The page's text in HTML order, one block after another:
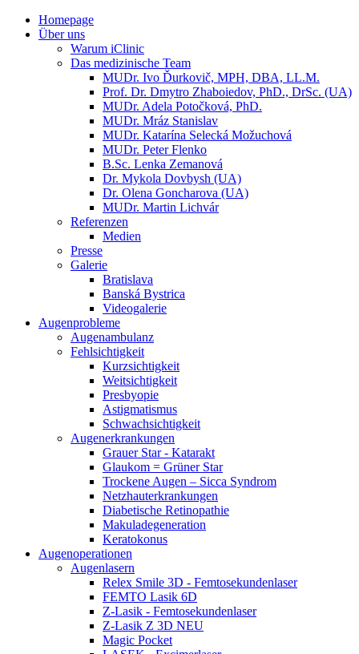
Homepage
Über uns
Warum iClinic
Das medizinische Team
MUDr. Ivo Ďurkovič, MPH, DBA, LL.M.
Prof. Dr. Dmytro Zhaboiedov, PhD., DrSc. (UA)
MUDr. Adela Potočková, PhD.
MUDr. Mráz Stanislav
MUDr. Katarína Selecká Možuchová
MUDr. Peter Flenko
B.Sc. Lenka Zemanová
Dr. Mykola Dovbysh (UA)
Dr. Olena Goncharova (UA)
MUDr. Martin Lichvár
Referenzen
Medien
Presse
Galerie
Bratislava
Banská Bystrica
Videogalerie
Augenprobleme
Augenambulanz
Fehlsichtigkeit
Kurzsichtigkeit
Weitsichtigkeit
Presbyopie
Astigmatismus
Schwachsichtigkeit
Augenerkrankungen
Grauer Star - Katarakt
Glaukom = Grüner Star
Trockene Augen – Sicca Syndrom
Netzhauterkrankungen
Diabetische Retinopathie
Makuladegeneration
Keratokonus
Augenoperationen
Augenlasern
Relex Smile 3D - Femtosekundenlaser
FEMTO Lasik 6D
Z-Lasik - Femtosekundenlaser
Z-Lasik Z 3D NEU
Magic Pocket